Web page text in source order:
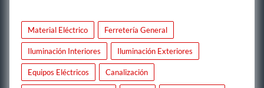
Material Eléctrico Ferretería General
Iluminación Interiores Iluminación Exteriores
Equipos Eléctricos Canalización